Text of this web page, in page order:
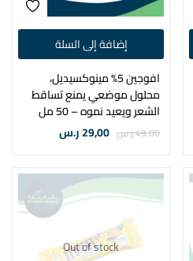
إضافة إلى السلة
افوجين 5% مينوكسيديل،
محلول موضعي يمنع تساقط
الشعر ويعيد نموه – 50 مل
49,00ر.س 29,00ر.س
Out of stock